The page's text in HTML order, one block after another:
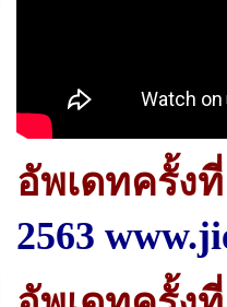
อัพเดทครั้ง
2563